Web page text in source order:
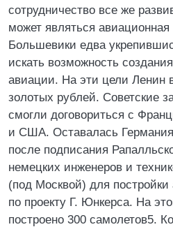
сотрудничество все же
может являться
Большевики едва
искать возможность
авиации. На эти цели Ленин
золотых рублей. Советские
смогли договориться с
и США. Оставалась
после подписания
немецких инженеров и
(под Москвой) для постройки
по проекту Г. Юнкерса. На
построено 300 самолетов5.